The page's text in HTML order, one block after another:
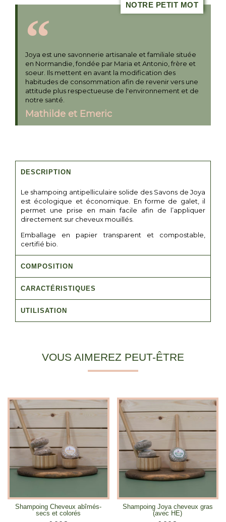
Joya est une savonnerie artisanale et familiale située
en Normandie, fondée par Maria et Antonio, frère et
soeur. Ils mettent en avant la modification des
habitudes de consommation afin de revenir vers une
attitude plus respectueuse de l'environnement et de
notre santé.
Mathilde et Emeric
NOTRE PETIT MOT
DESCRIPTION
Le shampoing antipelliculaire solide des Savons de Joya
est écologique et économique. En forme de galet, il
permet une prise en main facile afin de l’appliquer
directement sur cheveux mouillés.
Emballage en papier transparent et compostable,
certifié bio.
COMPOSITION
CARACTÉRISTIQUES
UTILISATION
VOUS AIMEREZ PEUT-ÊTRE
Shampoing Cheveux abîmés-
secs et colorés
Shampoing Joya cheveux gras
(avec HE)